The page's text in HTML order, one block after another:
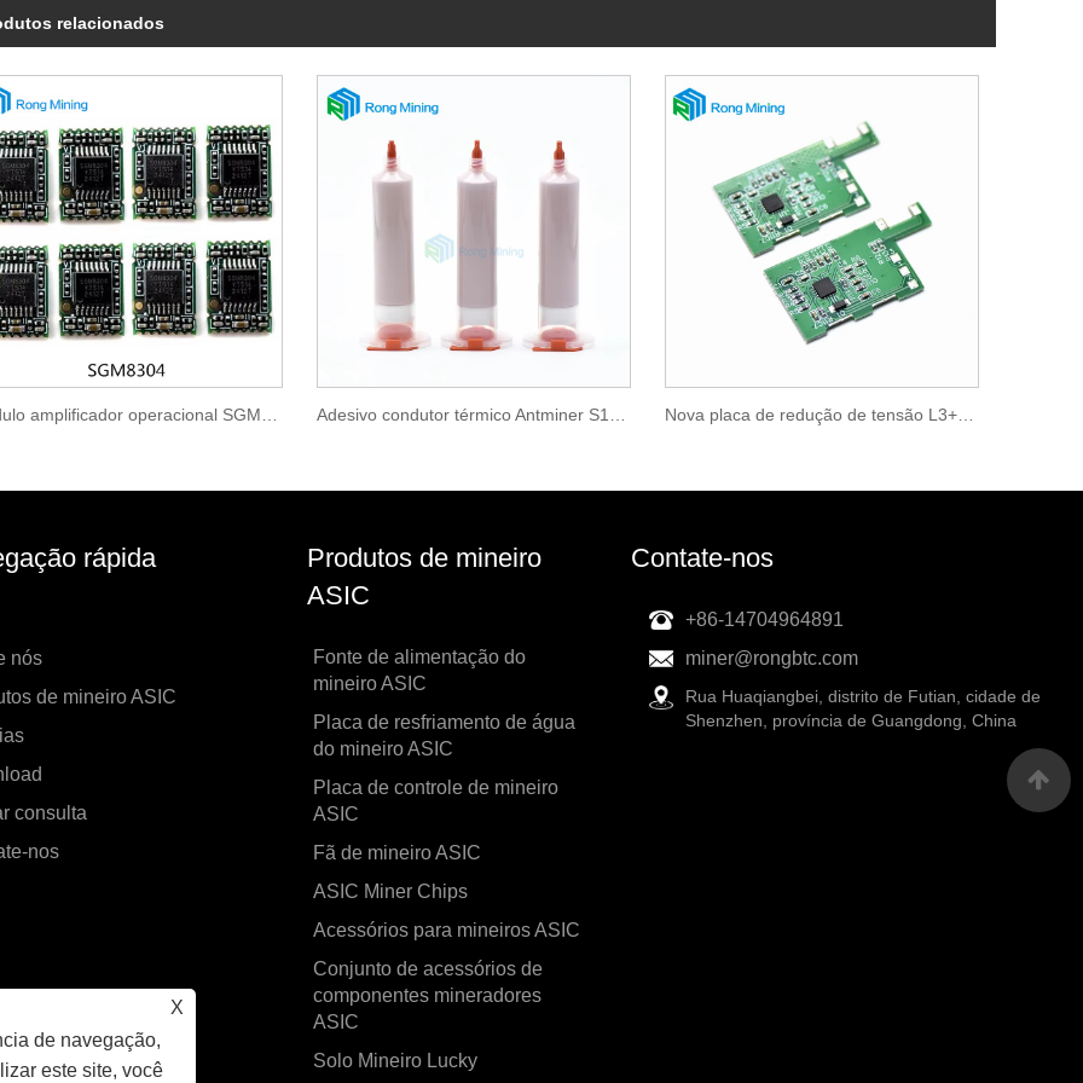
relacionados
Módulo amplificador operacional SGM8304 para S21pro S19kpro T21 S19XP S21 Adesivo condutor térmico Antminer S19 série 100G 8W Nova placa de redução de tensão L3+módulo de redução de tensão de 10v
X
de navegação,
este site, você
rápida
nós
de mineiro ASIC
consulta
nos
Produtos de mineiro
ASIC
Fonte de alimentação do
mineiro ASIC
Placa de resfriamento de água
do mineiro ASIC
Placa de controle de mineiro
ASIC
Fã de mineiro ASIC
ASIC Miner Chips
Acessórios para mineiros ASIC
Conjunto de acessórios de
componentes mineradores
ASIC
Solo Mineiro Lucky
Contate-nos
+86-14704964891
miner@rongbtc.com
Rua Huaqiangbei, distrito de Futian, cidade de
Shenzhen, província de Guangdong, China